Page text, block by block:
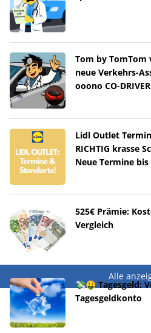
Tom by
neue Verkehrs-
ooono CO-
Lidl Outlet
RICHTIG krasse
Neue Termine bis
525€ Prämie:
Vergleich
Alle
💸🤑 Tagesgeld:
Tagesgeldkonto